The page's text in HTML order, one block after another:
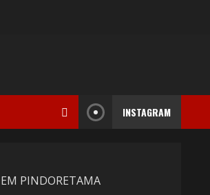
INSTAGRAM
PINDORETAMA